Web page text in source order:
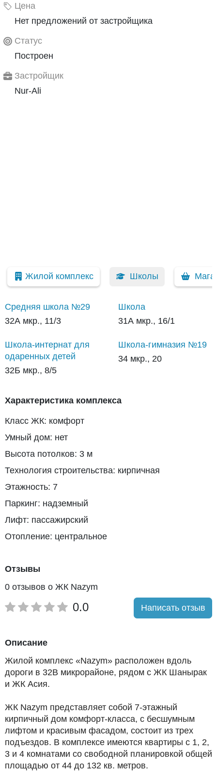
Цена
Нет предложений от застройщика
Статус
Построен
Застройщик
Nur-Ali
Жилой комплекс Школы
Средняя школа №29
32А мкр., 11/3
Школа
31А мкр., 16/1
Школа-интернат для
одаренных детей
32Б мкр., 8/5
Школа-гимназия №19
34 мкр., 20
Характеристика комплекса
Класс ЖК: комфорт
Умный дом: нет
Высота потолков: 3 м
Технология строительства: кирпичная
Этажность: 7
Паркинг: надземный
Лифт: пассажирский
Отопление: центральное
Отзывы
0 отзывов о ЖК Nazym
0.0 Написать отзыв
Описание
Жилой комплекс «Nazym» расположен вдоль
дороги в 32В микрорайоне, рядом с ЖК Шанырак
и ЖК Асия.
ЖК Nazym представляет собой 7-этажный
кирпичный дом комфорт-класса, с бесшумным
лифтом и красивым фасадом, состоит из трех
подъездов. В комплексе имеются квартиры с 1, 2,
3 и 4 комнатами со свободной планировкой общей
площадью от 44 до 132 кв. метров.